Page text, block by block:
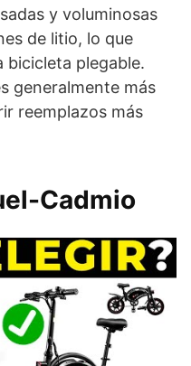
y voluminosas
de litio, lo que
bicicleta plegable.
generalmente más
reemplazos más
Cadmio